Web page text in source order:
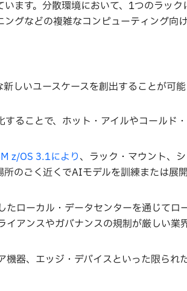
ます。分散環境において、1つのラッ
グなどの複雑なコンピューティング向
しいユースケースを創出することが可能
することで、ホット・アイルやコールド
z/OS 3.1により、ラック・マウント、
のごく近くでAIモデルを訓練または展
たローカル・データセンターを通じてロ
アンスやガバナンスの規制が厳しい業
機器、エッジ・デバイスといった限られ